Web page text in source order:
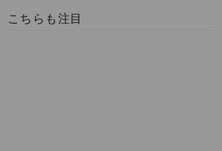
こちらも注目